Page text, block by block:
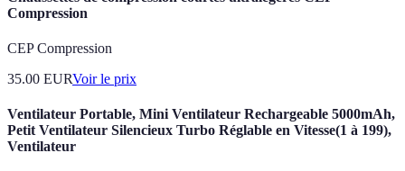
Compression
CEP Compression
35.00 EURVoir le prix
Ventilateur Portable, Mini Ventilateur Rechargeable 5000mAh,
Petit Ventilateur Silencieux Turbo Réglable en Vitesse(1 à 199),
Ventilateur